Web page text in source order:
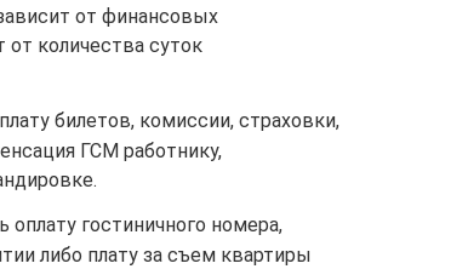
от финансовых
количества суток
билетов, комиссии, страховки,
ГСМ работнику,
гостиничного номера,
либо плату за съем квартиры